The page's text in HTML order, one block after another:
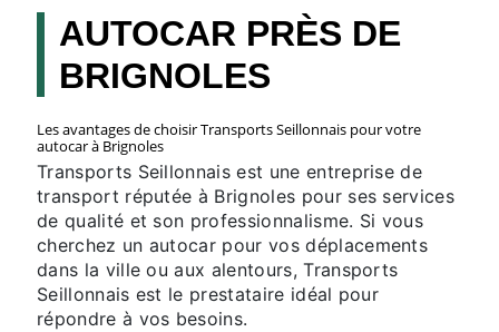
AUTOCAR PRÈS DE
BRIGNOLES
Les avantages de choisir Transports Seillonnais pour votre
autocar à Brignoles
Transports Seillonnais est une entreprise de
transport réputée à Brignoles pour ses services
de qualité et son professionnalisme. Si vous
cherchez un autocar pour vos déplacements
dans la ville ou aux alentours, Transports
Seillonnais est le prestataire idéal pour
répondre à vos besoins.